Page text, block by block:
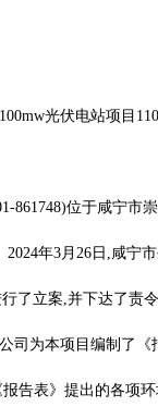
光伏电站项目
861748)位于咸宁
年3月26日,咸
了立案,并下达了责
司为本项目编制了
告表》提出的各项